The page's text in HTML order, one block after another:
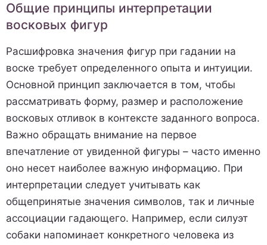
Общие принципы интерпретации
восковых фигур
Расшифровка значения фигур при гадании на
воске требует определенного опыта и интуиции.
Основной принцип заключается в том, чтобы
рассматривать форму, размер и расположение
восковых отливок в контексте заданного вопроса.
Важно обращать внимание на первое
впечатление от увиденной фигуры – часто именно
оно несет наиболее важную информацию. При
интерпретации следует учитывать как
общепринятые значения символов, так и личные
ассоциации гадающего. Например, если силуэт
собаки напоминает конкретного человека из